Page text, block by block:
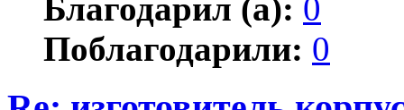
Благодарил (а): 0
Поблагодарили: 0